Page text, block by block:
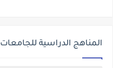
المناهج الدراسية للجامعات